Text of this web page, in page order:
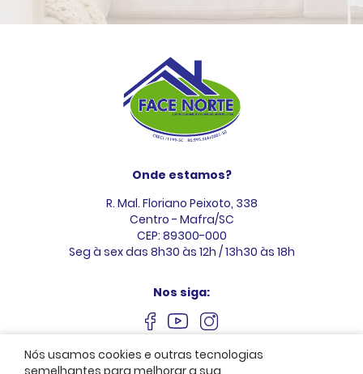
Nós usamos cookies e outras tecnologias
semelhantes para melhorar a sua
Onde estamos?
R. Mal. Floriano Peixoto, 338
Centro - Mafra/SC
CEP: 89300-000
Seg à sex das 8h30 às 12h / 13h30 às 18h
Nos siga: